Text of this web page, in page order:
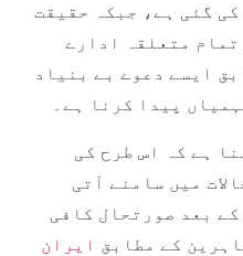
گئی ہے، جبکہ حقیقت
متعلقہ ادارے
ایسے دعوے بے بنیاد
پیدا کرنا ہے۔
ہے کہ اس طرح کی
میں سامنے آتی
بعد صورتحال کافی
کے مطابق ایران